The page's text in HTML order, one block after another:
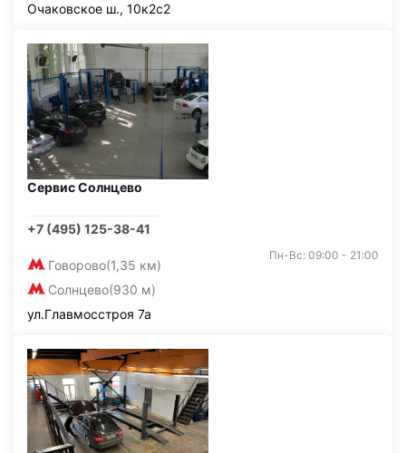
Очаковское ш., 10к2с2
Сервис Солнцево
+7 (495) 125-38-41
Говорово(1,35 км)
Солнцево(930 м)
Пн-Вс: 09:00 - 21:00
ул.Главмосстроя 7а